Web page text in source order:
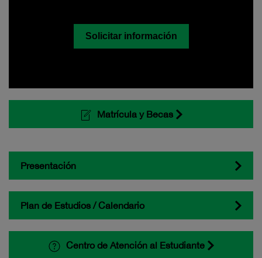
Solicitar información
Matrícula y Becas
Presentación
Plan de Estudios / Calendario
Centro de Atención al Estudiante